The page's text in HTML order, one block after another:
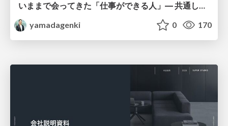
いままで会ってきた「仕事ができる人」― 共通していた5つの特徴とAI時代の活かし方
yamadagenki
0 170